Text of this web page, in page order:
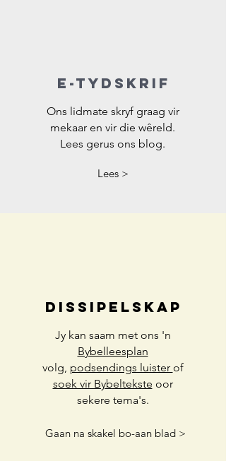
e-tydskrif
Ons lidmate skryf graag vir
mekaar en vir die wêreld.
Lees gerus ons blog.
Lees >
Dissipelskap
Jy kan saam met ons 'n
Bybelleesplan
volg, podsendings luister of
soek vir Bybeltekste oor
sekere tema's.
Gaan na skakel bo-aan blad >